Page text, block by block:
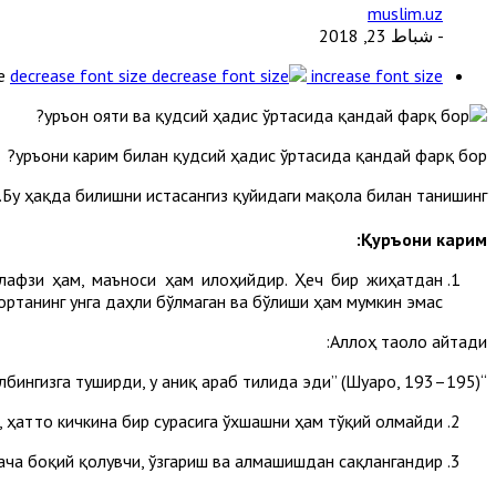
muslim.uz
- شباط 23, 2018
decrease font size increase font size
Қуръони карим билан қудсий ҳадис ўртасида қандай фарқ бор?
Бу ҳақда билишни истасангиз қуйидаги мақола билан танишинг.
Қуръони карим:
ҳам, маъноси ҳам илоҳийдир. Ҳеч бир жиҳатдан
унга даҳли бўлмаган ва бўлиши ҳам мумкин эмас.
Аллоҳ таоло айтади:
“Уни Руҳул амин (Жаброил) олиб келиб, огоҳлантирувчи (пайғамбар)лардан бўлишингиз учун қалбингизга туширди, у аниқ араб тилида эди” (Шуаро, 193–195).
кичкина бир сурасига ўхшашни ҳам тўқий олмайди.
боқий қолувчи, ўзгариш ва алмашишдан сақлангандир.